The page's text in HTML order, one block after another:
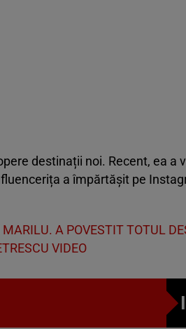
destinații noi. Recent, ea a
a împărtășit pe
A POVESTIT TOTUL
VIDEO